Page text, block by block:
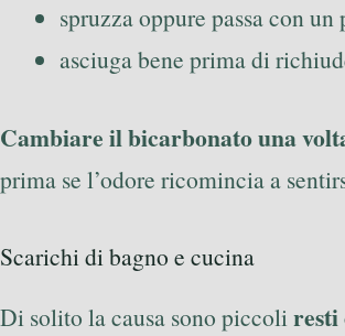
spruzza oppure passa con
asciuga bene prima di
Cambiare il bicarbonato una
prima se l’odore ricomincia a
Scarichi di bagno e cucina
Di solito la causa sono piccoli